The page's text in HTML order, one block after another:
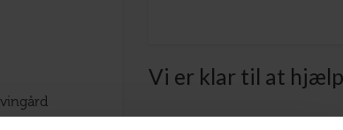
Vi er klar til at